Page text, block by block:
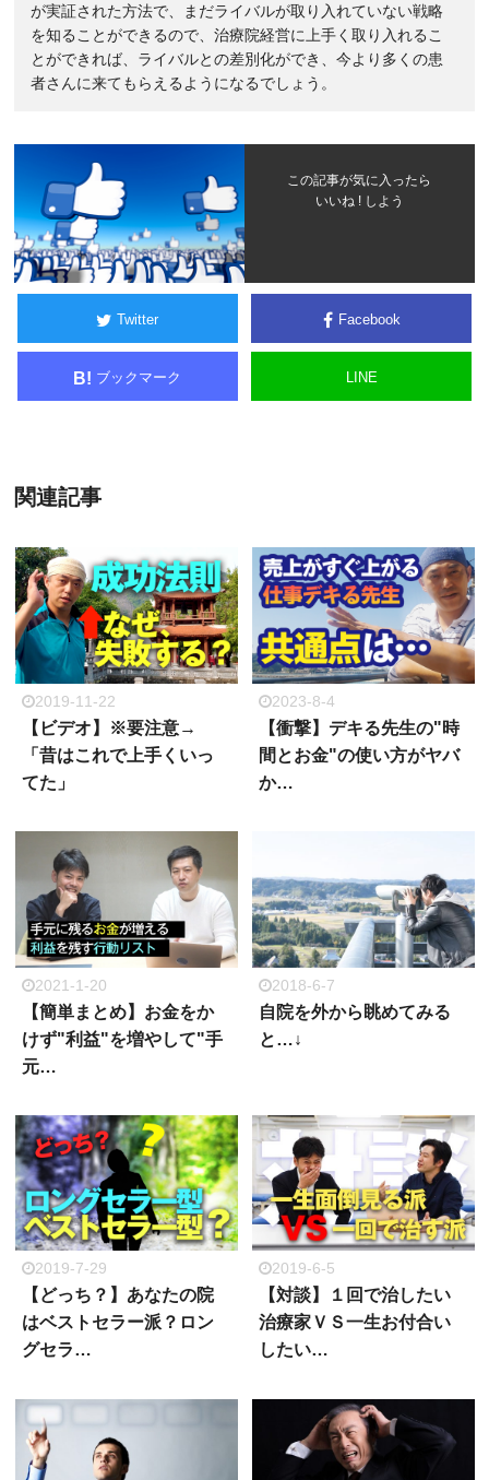
が実証された方法で、まだライバルが取り入れていない戦略
を知ることができるので、治療院経営に上手く取り入れるこ
とができれば、ライバルとの差別化ができ、今より多くの患
者さんに来てもらえるようになるでしょう。
この記事が気に入ったら
いいね ! しよう
Twitter Facebook
B! ブックマーク LINE
関連記事
2019-11-22
【ビデオ】※要注意→
「昔はこれで上手くいっ
てた」
2023-8-4
【衝撃】デキる先生の"時
間とお金"の使い方がヤバ
か…
2021-1-20
【簡単まとめ】お金をか
けず"利益"を増やして"手
元…
2018-6-7
自院を外から眺めてみる
と…↓
2019-7-29
【どっち？】あなたの院
はベストセラー派？ロン
グセラ…
2019-6-5
【対談】１回で治したい
治療家ＶＳ一生お付合い
したい…